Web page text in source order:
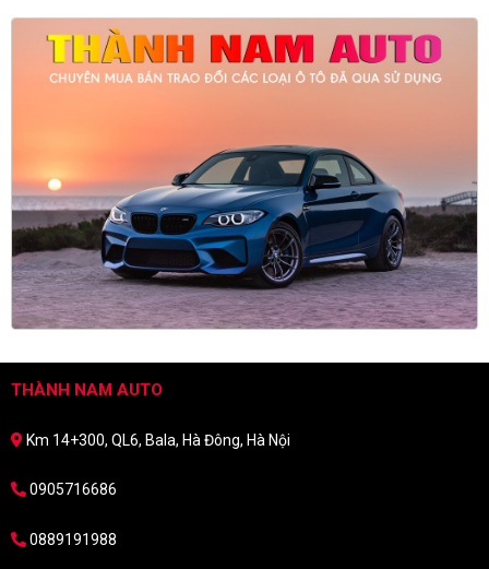
THÀNH NAM AUTO
Km 14+300, QL6, Bala, Hà Đông, Hà Nội
0905716686
0889191988